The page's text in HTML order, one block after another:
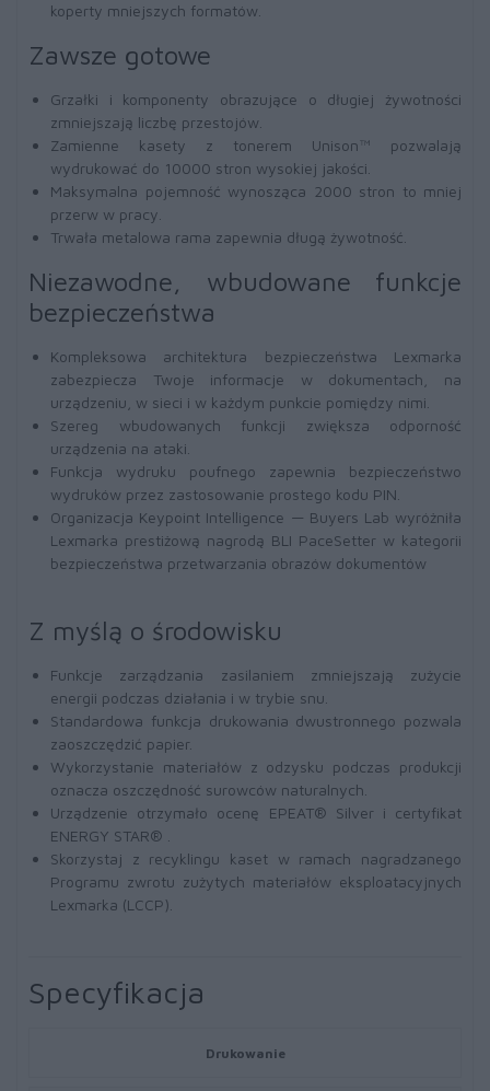
koperty mniejszych formatów.
Zawsze gotowe
Grzałki i komponenty obrazujące o długiej żywotności
zmniejszają liczbę przestojów.
Zamienne kasety z tonerem Unison™ pozwalają
wydrukować do 10000 stron wysokiej jakości.
Maksymalna pojemność wynosząca 2000 stron to mniej
przerw w pracy.
Trwała metalowa rama zapewnia długą żywotność.
Niezawodne, wbudowane funkcje
bezpieczeństwa
Kompleksowa architektura bezpieczeństwa Lexmarka
zabezpiecza Twoje informacje w dokumentach, na
urządzeniu, w sieci i w każdym punkcie pomiędzy nimi.
Szereg wbudowanych funkcji zwiększa odporność
urządzenia na ataki.
Funkcja wydruku poufnego zapewnia bezpieczeństwo
wydruków przez zastosowanie prostego kodu PIN.
Organizacja Keypoint Intelligence — Buyers Lab wyróżniła
Lexmarka prestiżową nagrodą BLI PaceSetter w kategorii
bezpieczeństwa przetwarzania obrazów dokumentów
Z myślą o środowisku
Funkcje zarządzania zasilaniem zmniejszają zużycie
energii podczas działania i w trybie snu.
Standardowa funkcja drukowania dwustronnego pozwala
zaoszczędzić papier.
Wykorzystanie materiałów z odzysku podczas produkcji
oznacza oszczędność surowców naturalnych.
Urządzenie otrzymało ocenę EPEAT® Silver i certyfikat
ENERGY STAR® .
Skorzystaj z recyklingu kaset w ramach nagradzanego
Programu zwrotu zużytych materiałów eksploatacyjnych
Lexmarka (LCCP).
Specyfikacja
Drukowanie